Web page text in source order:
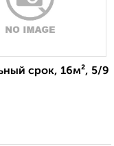
срок, 16м², 5/9